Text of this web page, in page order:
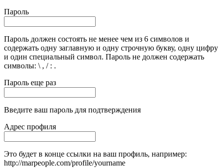
Пароль
Пароль должен состоять не менее чем из 6 символов и
содержать одну заглавную и одну строчную букву, одну цифру
и один специальный символ. Пароль не должен содержать
символы: \ , / : .
Пароль еще раз
Введите ваш пароль для подтверждения
Адрес профиля
Это будет в конце ссылки на ваш профиль, например:
http://marpeople.com/profile/yourname